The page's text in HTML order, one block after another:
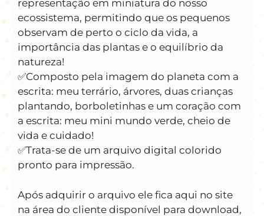
representação em miniatura do nosso
ecossistema, permitindo que os pequenos
observam de perto o ciclo da vida, a
importância das plantas e o equilíbrio da
natureza!
✅️Composto pela imagem do planeta com a
escrita: meu terrário, árvores, duas crianças
plantando, borboletinhas e um coração com
a escrita: meu mini mundo verde, cheio de
vida e cuidado!
✅️Trata-se de um arquivo digital colorido
pronto para impressão.
Após adquirir o arquivo ele fica aqui no site
na área do cliente disponível para download,